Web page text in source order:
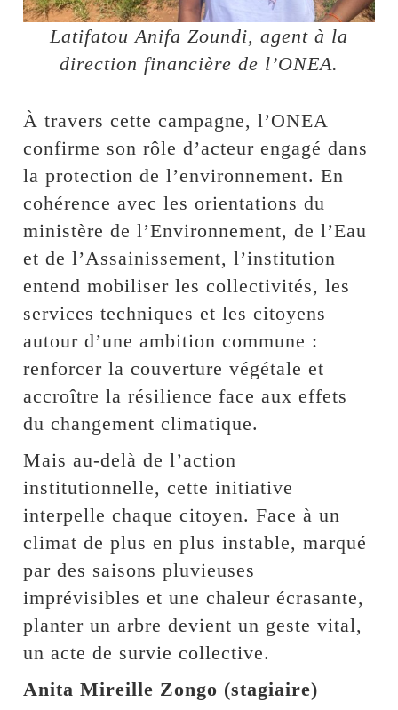
Latifatou Anifa Zoundi, agent à la
direction financière de l’ONEA.
À travers cette campagne, l’ONEA
confirme son rôle d’acteur engagé dans
la protection de l’environnement. En
cohérence avec les orientations du
ministère de l’Environnement, de l’Eau
et de l’Assainissement, l’institution
entend mobiliser les collectivités, les
services techniques et les citoyens
autour d’une ambition commune :
renforcer la couverture végétale et
accroître la résilience face aux effets
du changement climatique.
Mais au-delà de l’action
institutionnelle, cette initiative
interpelle chaque citoyen. Face à un
climat de plus en plus instable, marqué
par des saisons pluvieuses
imprévisibles et une chaleur écrasante,
planter un arbre devient un geste vital,
un acte de survie collective.
Anita Mireille Zongo (stagiaire)